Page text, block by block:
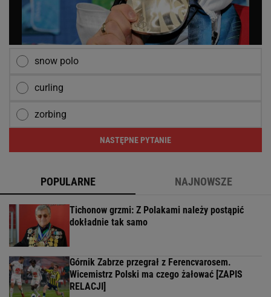
snow polo
curling
zorbing
NASTĘPNE PYTANIE
POPULARNE NAJNOWSZE
Tichonow grzmi: Z Polakami należy postąpić
dokładnie tak samo
Górnik Zabrze przegrał z Ferencvarosem.
Wicemistrz Polski ma czego żałować [ZAPIS
RELACJI]